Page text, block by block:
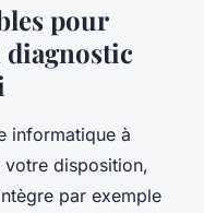
pour
informatique à
disposition,
par exemple